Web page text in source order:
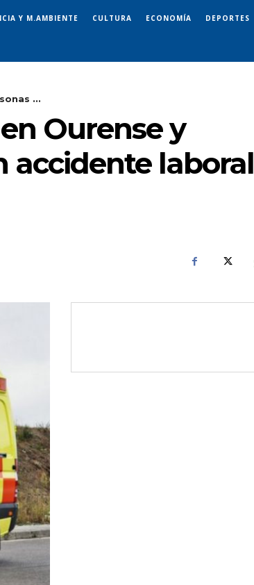
Y M.AMBIENTE CULTURA ECONOMÍA DEPORTES
...
Ourense y
accidente laboral